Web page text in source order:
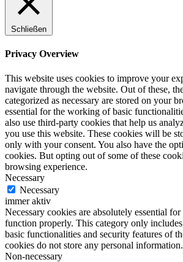
Schließen
Privacy Overview
This website uses cookies to improve your
navigate through the website. Out of these,
categorized as necessary are stored on your
essential for the working of basic
also use third-party cookies that help us
you use this website. These cookies will be
only with your consent. You also have the
cookies. But opting out of some of these
browsing experience.
Necessary
Necessary
immer aktiv
Necessary cookies are absolutely essential
function properly. This category only
basic functionalities and security features of
cookies do not store any personal information.
Non-necessary